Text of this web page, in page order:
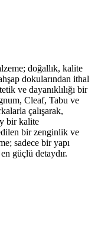
doğallık, kalite
dokularından ithal
ve dayanıklılığı bir
Cleaf, Tabu ve
çalışarak,
bir kalite
bir zenginlik ve
sadece bir yapı
güçlü detaydır.